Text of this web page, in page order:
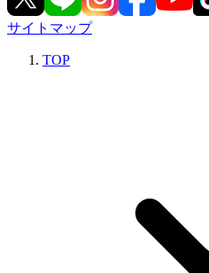
サイトマップ
TOP